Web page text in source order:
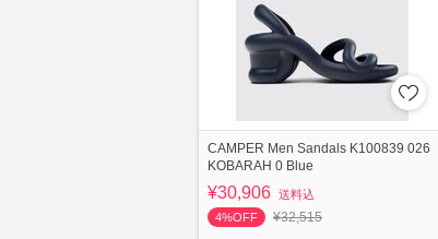
CAMPER Men Sandals K100839 026
KOBARAH 0 Blue
¥30,906 送料込
4%OFF
¥32,515